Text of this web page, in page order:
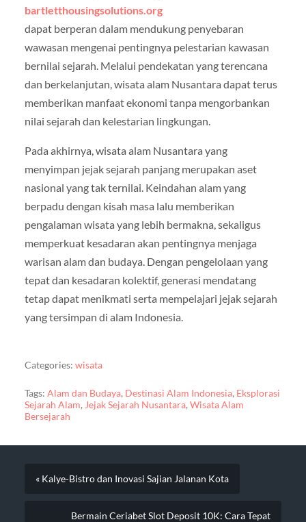
bartletthousingsolutions.org
dapat berperan dalam mendukung penyebaran
wawasan mengenai pentingnya pelestarian kawasan
bernilai sejarah. Melalui pendekatan yang terencana
dan berkelanjutan, wisata alam Nusantara dapat terus
memberikan manfaat ekonomi tanpa mengorbankan
nilai sejarah dan kelestarian lingkungan.
Pada akhirnya, wisata alam Nusantara yang
menyimpan jejak sejarah panjang merupakan aset
nasional yang tak ternilai. Keindahan alam yang
berpadu dengan kisah masa lalu memberikan
pengalaman wisata yang lebih bermakna, sekaligus
memperkuat kesadaran akan pentingnya menjaga
warisan alam dan budaya. Dengan pengelolaan yang
tepat dan kesadaran kolektif, generasi mendatang
tetap dapat menikmati serta mempelajari jejak sejarah
yang tersimpan di alam Indonesia.
Categories: wisata
Tags: Alam dan Budaya, Destinasi Alam Indonesia, Eksplorasi
Sejarah Alam, Jejak Sejarah Nusantara, Wisata Alam
Bersejarah
« Kalye-Bistro dan Inovasi Sajian Jalanan Kota
Bermain Ceriabet Slot Deposit 10K: Cara Tepat